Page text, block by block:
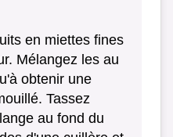
en miettes fines
Mélangez les au
obtenir une
Tassez
au fond du